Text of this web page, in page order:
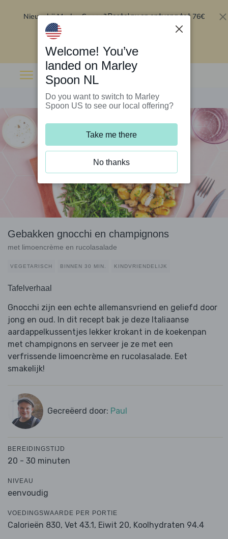
Nieuw bij Marley Spoon?Bestel nu en ontvang tot 76€
Gebakken gnocchi en champignons
met limoencrème en rucolasalade
VEGETARISCH BINNEN 30 MIN. KINDVRIENDELIJK
Tafelverhaal
Gnocchi zijn een echte allemansvriend en geliefd door
jong en oud. In dit recept bak je deze Italiaanse
aardappelkussentjes lekker krokant in de koekenpan
met champignons en serveer je ze met een
verfrissende limoencrème en rucolasalade. Eet
smakelijk!
Gecreëerd door: Paul
BEREIDINGSTIJD
20 - 30 minuten
NIVEAU
eenvoudig
VOEDINGSWAARDE PER PORTIE
Calorieën 830, Vet 43.1, Eiwit 20, Koolhydraten 94.4
Welcome! You’ve
landed on Marley
Spoon NL
Do you want to switch to Marley
Spoon US to see our local offering?
Take me there
No thanks